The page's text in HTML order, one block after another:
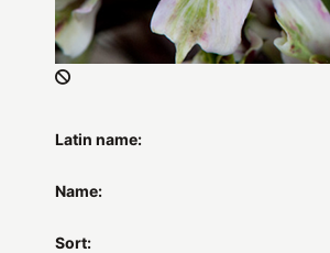
Latin name:
Name:
Sort: